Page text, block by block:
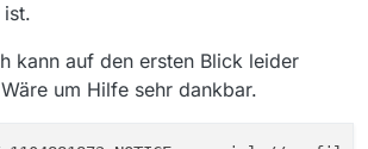
kann auf den ersten Blick leider
um Hilfe sehr dankbar.